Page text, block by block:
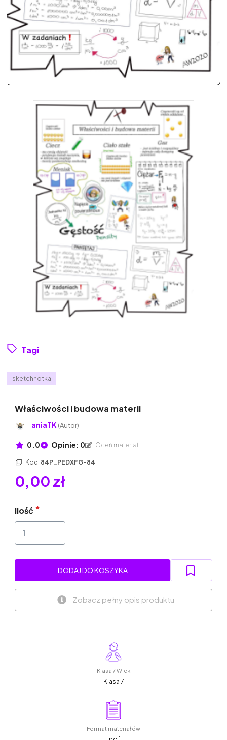
Tagi
sketchnotka
Właściwości i budowa materii
aniaTK (Autor)
0.0 Opinie: 0 Oceń materiał
Kod: 84P_PEDXFG-84
0,00 zł
Ilość
DODAJ DO KOSZYKA
Zobacz pełny opis produktu
Klasa / Wiek
Klasa 7
Format materiałów